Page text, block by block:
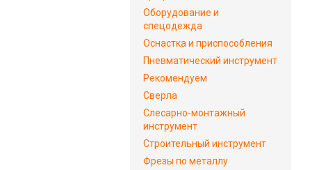
Оборудование и
спецодежда
Оснастка и приспособления
Пневматический инструмент
Рекомендуем
Сверла
Слесарно-монтажный
инструмент
Строительный инструмент
Фрезы по металлу